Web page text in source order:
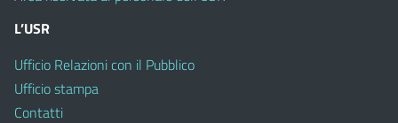
L’USR
Ufficio Relazioni con il Pubblico
Ufficio stampa
Contatti